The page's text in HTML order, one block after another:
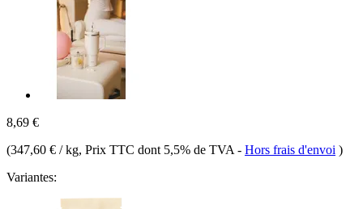
8,69 €
(347,60 € / kg, Prix TTC dont 5,5% de TVA - Hors frais d'envoi )
Variantes: